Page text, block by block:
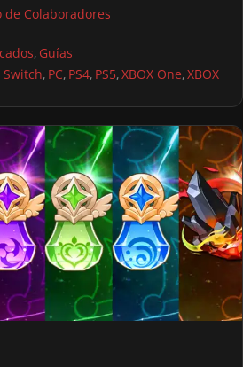
de Colaboradores
, Guías
, PC, PS4, PS5,XBOX One,XBOX